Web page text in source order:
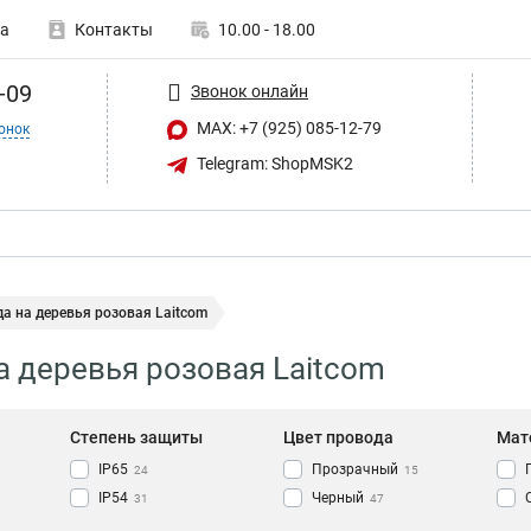
Контакты 10.00 - 18.00
Звонок онлайн
MAX: +7 (925) 085-12-79
Telegram: ShopMSK2
на деревья розовая Laitcom
деревья розовая Laitcom
Степень защиты
IP65 24
IP54 31
Цвет провода
Прозрачный 15
Черный 47